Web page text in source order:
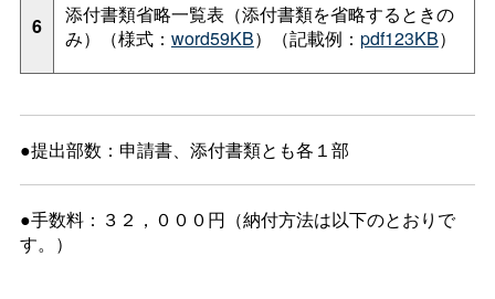
6
添付書類省略一覧表（添付書類を省略するときの
み）（様式： word59KB）（記載例： pdf123KB）
●提出部数：申請書、添付書類とも各１部
●手数料：３２，０００円（納付方法は以下のとおりで
す。）